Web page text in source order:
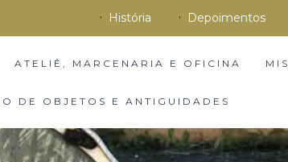
História Depoimentos
ATELIÊ, MARCENARIA E OFICINA
DE OBJETOS E ANTIGUIDADES